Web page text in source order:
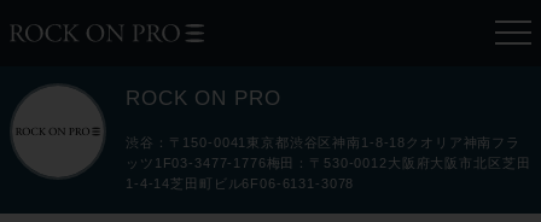
ROCK ON PRO
渋谷：〒150-0041東京都渋谷区神南1-8-18クオリア神南フラ
ッツ1F03-3477-1776梅田：〒530-0012大阪府大阪市北区芝田
1-4-14芝田町ビル6F06-6131-3078